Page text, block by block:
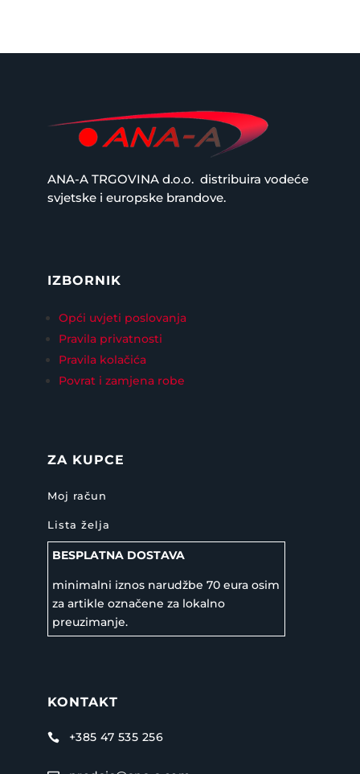
ANA-A TRGOVINA d.o.o. distribuira vodeće
svjetske i europske brandove.
IZBORNIK
Opći uvjeti poslovanja
Pravila privatnosti
Pravila kolačića
Povrat i zamjena robe
ZA KUPCE
Moj račun
Lista želja
BESPLATNA DOSTAVA
minimalni iznos narudžbe 70 eura osim
za artikle označene za lokalno
preuzimanje.
KONTAKT
 +385 47 535 256